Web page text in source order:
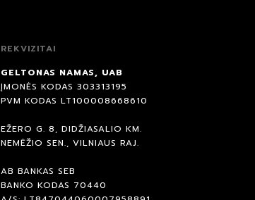
REKVIZITAI
GELTONAS NAMAS, UAB
ĮMONĖS KODAS 303313195
PVM KODAS LT100008668610
EŽERO G. 8, DIDŽIASALIO KM.
NEMĖŽIO SEN., VILNIAUS RAJ.
AB BANKAS SEB
BANKO KODAS 70440